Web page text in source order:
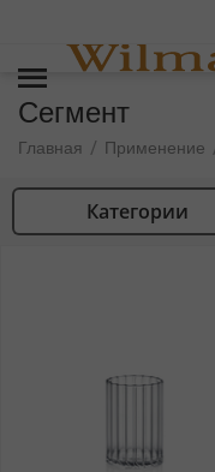
Сегмент
Главная / Применение
Категории